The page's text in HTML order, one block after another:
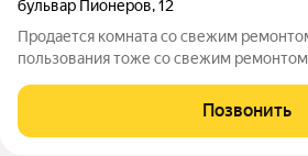
бульвар Пионеров,12
Продается комната со свежим
пользования тоже со свежим
ограничений. Арт. 129026305Позвонить